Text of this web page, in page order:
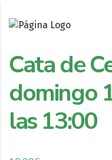
Cata de
domingo
las 13:00